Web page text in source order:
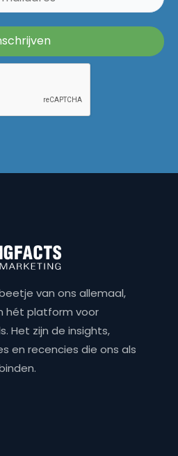
van ons allemaal,
hét platform voor
Het zijn de insights,
en recencies die ons als